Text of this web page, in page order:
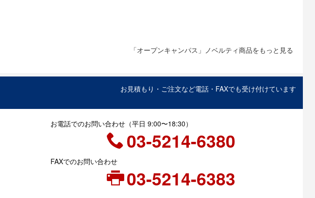
「オープンキャンパス」ノベルティ商品をもっと見る
お見積もり・ご注文など電話・FAXでも受け付けています
お電話でのお問い合わせ（平日 9:00〜18:30）
03-5214-6380
FAXでのお問い合わせ
03-5214-6383